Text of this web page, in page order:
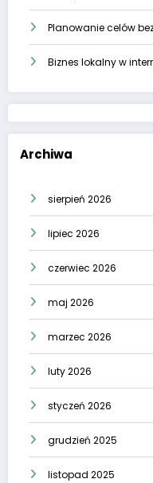
Planowanie celów
Biznes lokalny w
Archiwa
sierpień 2026
lipiec 2026
czerwiec 2026
maj 2026
marzec 2026
luty 2026
styczeń 2026
grudzień 2025
listopad 2025